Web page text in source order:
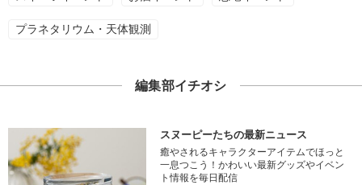
プラネタリウム・天体観測
編集部イチオシ
スヌーピーたちの最新ニュース
癒やされるキャラクターアイテムでほっと
一息つこう！かわいい最新グッズやイベン
ト情報を毎日配信